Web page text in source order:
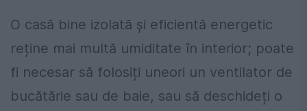
O casă bine izolată și eficientă energetic
reține mai multă umiditate în interior; poate
fi necesar să folosiți uneori un ventilator de
bucătărie sau de baie, sau să deschideți o